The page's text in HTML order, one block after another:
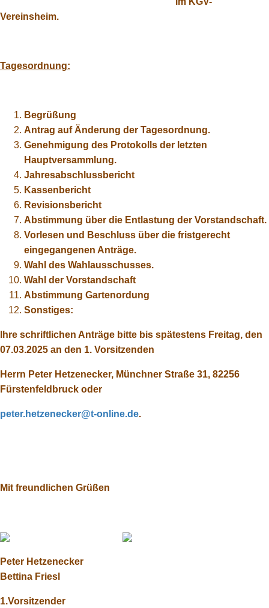
Vereinsheim.
Tagesordnung:
Begrüßung
Antrag auf Änderung der Tagesordnung.
Genehmigung des Protokolls der letzten
Hauptversammlung.
Jahresabschlussbericht
Kassenbericht
Revisionsbericht
Abstimmung über die Entlastung der Vorstandschaft.
Vorlesen und Beschluss über die fristgerecht
eingegangenen Anträge.
Wahl des Wahlausschusses.
Wahl der Vorstandschaft
Abstimmung Gartenordung
Sonstiges:
Ihre schriftlichen Anträge bitte bis spätestens Freitag, den
07.03.2025 an den 1. Vorsitzenden
Herrn Peter Hetzenecker, Münchner Straße 31, 82256
Fürstenfeldbruck oder
peter.hetzenecker@t-online.de.
Mit freundlichen Grüßen
Peter Hetzenecker
Bettina Friesl
1.Vorsitzender